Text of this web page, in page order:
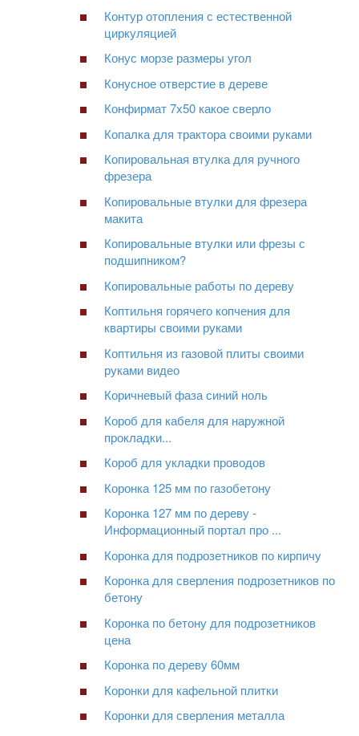
Контур отопления с естественной
циркуляцией
Конус морзе размеры угол
Конусное отверстие в дереве
Конфирмат 7х50 какое сверло
Копалка для трактора своими руками
Копировальная втулка для ручного
фрезера
Копировальные втулки для фрезера
макита
Копировальные втулки или фрезы с
подшипником?
Копировальные работы по дереву
Коптильня горячего копчения для
квартиры своими руками
Коптильня из газовой плиты своими
руками видео
Коричневый фаза синий ноль
Короб для кабеля для наружной
прокладки...
Короб для укладки проводов
Коронка 125 мм по газобетону
Коронка 127 мм по дереву -
Информационный портал про ...
Коронка для подрозетников по кирпичу
Коронка для сверления подрозетников по
бетону
Коронка по бетону для подрозетников
цена
Коронка по дереву 60мм
Коронки для кафельной плитки
Коронки для сверления металла